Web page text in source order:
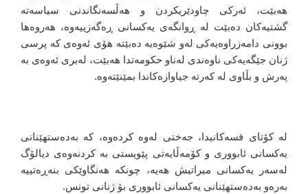
هەبێت، ئەرکی چاودێریکردن و هەڵسەنگاندنی سیاسەتە
گشتیەکان دەبێت لە ڕوانگەی یەکسانی ڕەگەزییەوە، هەروەها
بوونی دامەزراوەیەکی لەو شێوەیە دەبێتە هۆی ئەوەی کە پرسی
ژنان جێگەیەکی ناوەندی لەناو حکومەتدا هەبێت، لەبری ئەوەی بە
پەرش و بڵاوی لە کەرتە جیاوازەکاندا بمێنێتەوە.
لە کۆتای قسەکانیدا، جەختی لەوە کردەوە، کە بەدەستهێنانی
یەکسانی ئابووری و کۆمەڵایەتی پێویستی بە کردنەوەی دیالۆگ
لەسەر یەکسانی میراتیش هەیە، چونکە هەنگاوێکی بنەڕەتییە
بەرەو بەدەستهێنانی یەکسانی ئابووری بۆ ژنانی تونس.